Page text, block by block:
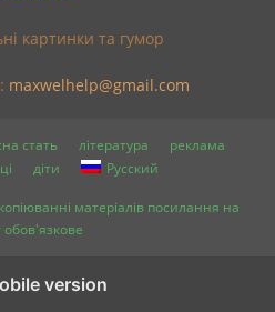
картинки та гумор
maxwelhelp@gmail.com
стать література
реклама
діти Русский
матеріалів посилання на
обов'язкове
version